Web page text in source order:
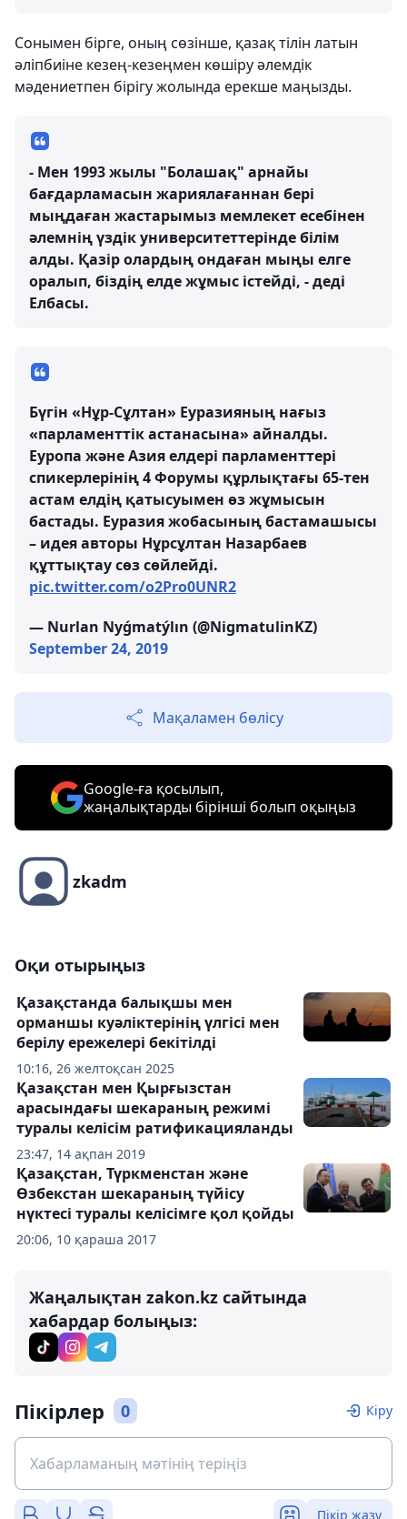
Сонымен бірге, оның сөзінше, қазақ тілін латын
әліпбиіне кезең-кезеңмен көшіру әлемдік
мәдениетпен бірігу жолында ерекше маңызды.
- Мен 1993 жылы "Болашақ" арнайы
бағдарламасын жариялағаннан бері
мыңдаған жастарымыз мемлекет есебінен
әлемнің үздік университеттерінде білім
алды. Қазір олардың ондаған мыңы елге
оралып, біздің елде жұмыс істейді, - деді
Елбасы.
Бүгін «Нұр-Сұлтан» Еуразияның нағыз
«парламенттік астанасына» айналды.
Еуропа және Азия елдері парламенттері
спикерлерінің 4 Форумы құрлықтағы 65-тен
астам елдің қатысуымен өз жұмысын
бастады. Еуразия жобасының бастамашысы
– идея авторы Нұрсұлтан Назарбаев
құттықтау сөз сөйлейді.
pic.twitter.com/o2Pro0UNR2
— Nurlan Nyǵmatýlın (@NigmatulinKZ)
September 24, 2019
Мақаламен бөлісу
Google-ға қосылып,
жаңалықтарды бірінші болып оқыңыз
zkadm
Оқи отырыңыз
10:16, 26 желтоқсан 2025
Қазақстанда балықшы мен
орманшы куәліктерінің үлгісі мен
берілу ережелері бекітілді
23:47, 14 ақпан 2019
Қазақстан мен Қырғызстан
арасындағы шекараның режимі
туралы келісім ратификацияланды
20:06, 10 қараша 2017
Қазақстан, Түркменстан және
Өзбекстан шекараның түйісу
нүктесі туралы келісімге қол қойды
Жаңалықтан zakon.kz сайтында
хабардар болыңыз:
Пікірлер 0 Кіру
Пікір жазу